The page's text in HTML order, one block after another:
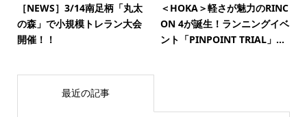
［NEWS］3/14南足柄「丸太
の森」で小規模トレラン大会
開催！！
＜HOKA＞軽さが魅力のRINC
ON 4が誕生！ランニングイベ
ント「PINPOINT TRIAL」...
最近の記事